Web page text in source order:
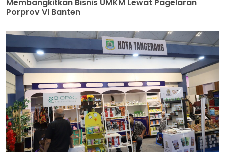
Porprov VI Banten